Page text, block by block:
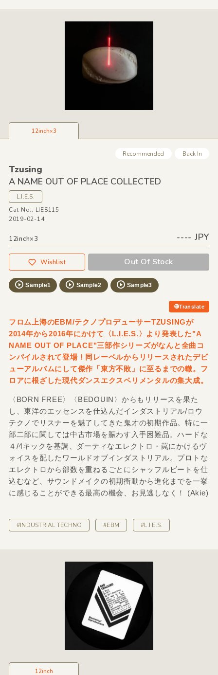
12inch×3
Recommended Back In
Tzusing
A NAME OUT OF PLACE COLLECTED
L.I.E.S.
Cat No.: LIES115
2019-02-14
12inch×3 ---- JPY
Wishlist Out Of Stock
Sample1 Sample2 Sample3
Translate
フロム上海のEBM/テクノプロデューサーTZUSINGが
2014年から2016年にかけて〈L.I.E.S.〉より発表した"A
NAME OUT OF PLACE"三部作シリーズがなんと全曲コ
ンパイルされて登場！同レーベルからリリースされたデビ
ューアルバムにして傑作「東方不敗」に至るまでの轍。フ
ロアに根ざした現代ダンスエクスペリメンタルの集大成。
〈BORN FREE〉〈BEDOUIN〉からもリリースを果た
し、東洋のエッセンスを仕込んだインダストリアル/ロウ
テクノでリスナーを魅了してきた鬼才の初期作品。特に一
部二部に関しては中古市場を賑わす入手困難品。ハードな
４/4キックを基調、ダーティなエレクトロ・罠にかけるヴ
ォイスを配したワールドオブインダストリアル。プロトな
エレクトロから部数を重ねるごとにシャッフルビートを仕
込むなど、サウンドメイクの初期衝動から進化までを一挙
に感じることができる最高の機会、お見逃しなく！ (Akie)
#INDUSTRIAL TECHNO #EBM #L.I.E.S.
12inch